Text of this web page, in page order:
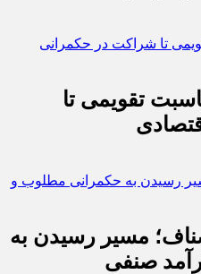
تقویمی تا
مسیر رسیدن به
صنفی